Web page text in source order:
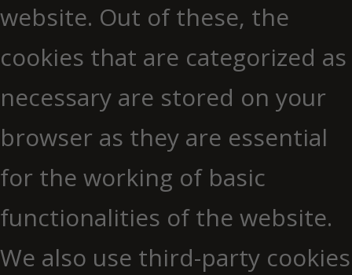
website. Out of these, the
cookies that are categorized as
necessary are stored on your
browser as they are essential
for the working of basic
functionalities of the website.
We also use third-party cookies